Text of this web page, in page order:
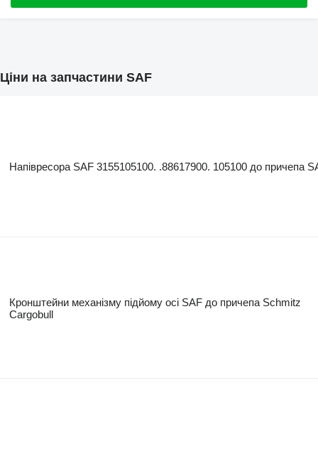
Ціни на запчастини SAF
Напівресора SAF 3155105100. .88617900. 105100 до причепа
Кронштейни механізму підйому осі SAF до причепа Schmitz
Cargobull